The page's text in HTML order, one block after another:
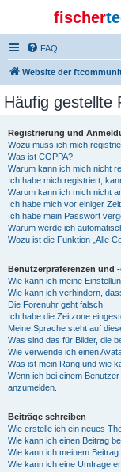
fischer
FAQ
Website der
Häufig gestellte
Registrierung und
Wozu muss ich mich
Was ist COPPA?
Warum kann ich mich nicht
Ich habe mich registriert,
Warum kann ich mich nicht
Ich habe mich vor einiger
Ich habe mein Passwort
Warum werde ich
Wozu ist die Funktion „Alle
Benutzerpräferenzen und
Wie kann ich meine
Wie kann ich verhindern,
Die Forenuhr geht falsch!
Ich habe die Zeitzone
Meine Sprache steht auf
Was sind das für Bilder, die
Wie verwende ich einen
Was ist mein Rang und wie
Wenn ich bei einem
anzumelden.
Beiträge schreiben
Wie erstelle ich ein neues
Wie kann ich einen Beitrag
Wie kann ich meinem
Wie kann ich eine Umfrage